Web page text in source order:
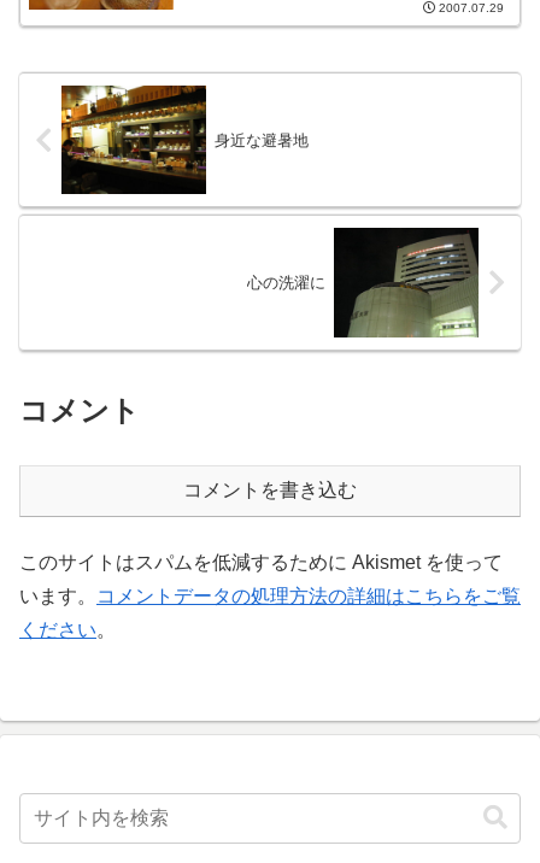
2007.07.29
身近な避暑地
心の洗濯に
コメント
コメントを書き込む
このサイトはスパムを低減するために Akismet を使って
います。
コメントデータの処理方法の詳細はこちらをご覧
ください。